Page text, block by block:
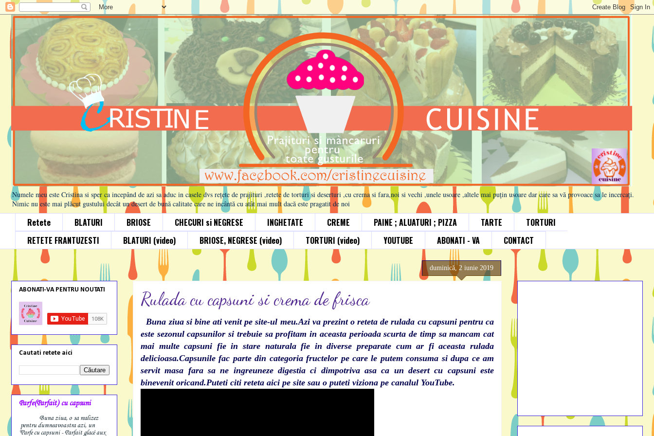
Numele meu este Cristina si sper ca incepând de azi sa aduc in casele dvs rețete de prajituri ,retete de torturi si deserturi ,cu crema si fara,noi si vechi ,unele usoare ,altele mai puțin usoare dar care sa vă provoace sa le incercați.
Nimic nu este mai plăcut gustului decât un desert de bună calitate care ne incântă cu atât mai mult dacă este pragatit de noi
Retete BLATURI BRIOSE CHECURI si NEGRESE INGHETATE CREME PAINE ; ALUATURI ; PIZZA TARTE
TORTURI
RETETE FRANTUZESTI
BLATURI (video) BRIOSE, NEGRESE (video) TORTURI (video) YOUTUBE ABONATI - VA CONTACT
duminică, 2 iunie 2019
Rulada cu capsuni si crema de frisca
Buna ziua si bine ati venit pe site-ul meu.Azi va prezint o reteta de rulada cu capsuni pentru ca
este sezonul capsunilor si trebuie sa profitam in aceasta perioada scurta de timp sa mancam cat
mai multe capsuni fie in stare naturala fie in diverse preparate cum ar fi aceasta rulada
delicioasa.Capsunile fac parte din categoria fructelor pe care le putem consuma si dupa ce am
servit masa fara sa ne ingreuneze digestia ci dimpotriva asa ca un desert cu capsuni este
binevenit oricand.Puteti citi reteta aici pe site sau o puteti viziona pe canalul YouTube.
ABONATI-VA PENTRU NOUTATI
Cautati retete aici
Parfe(Parfait) cu capsuni
Buna ziua, o sa realizez
pentru dumneavoastra azi, un
"Parfe cu capsuni - Parfait glacé aux